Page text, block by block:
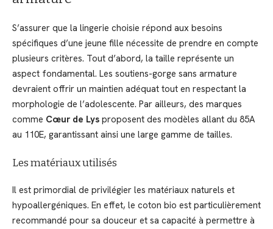
S’assurer que la lingerie choisie répond aux besoins
spécifiques d’une jeune fille nécessite de prendre en compte
plusieurs critères. Tout d’abord, la taille représente un
aspect fondamental. Les soutiens-gorge sans armature
devraient offrir un maintien adéquat tout en respectant la
morphologie de l’adolescente. Par ailleurs, des marques
comme Cœur de Lys proposent des modèles allant du 85A
au 110E, garantissant ainsi une large gamme de tailles.
Les matériaux utilisés
Il est primordial de privilégier les matériaux naturels et
hypoallergéniques. En effet, le coton bio est particulièrement
recommandé pour sa douceur et sa capacité à permettre à